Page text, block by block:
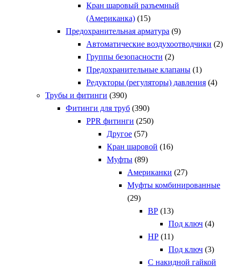
Кран шаровый разъемный
(Американка) (15)
Предохранительная арматура (9)
Автоматические воздухоотводчики (2)
Группы безопасности (2)
Предохранительные клапаны (1)
Редукторы (регуляторы) давления (4)
Трубы и фитинги (390)
Фитинги для труб (390)
PPR фитинги (250)
Другое (57)
Кран шаровой (16)
Муфты (89)
Американки (27)
Муфты комбинированные
(29)
ВР (13)
Под ключ (4)
НР (11)
Под ключ (3)
С накидной гайкой